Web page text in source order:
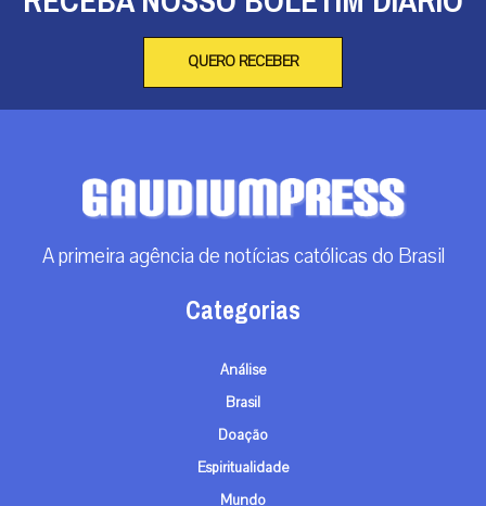
Doação
Espiritualidade
Roma
Arquivos
Arquivos
Contato
info@gaudiumpress.org
São Paulo, Brasil